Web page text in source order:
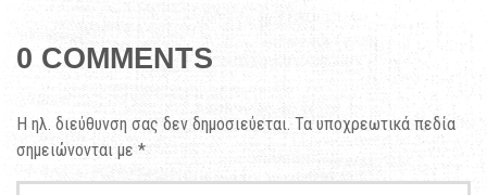
0 COMMENTS
Η ηλ. διεύθυνση σας δεν δημοσιεύεται. Τα υποχρεωτικά πεδία
σημειώνονται με *